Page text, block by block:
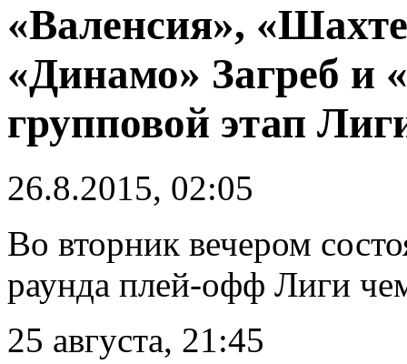
«Валенсия»,
«Динамо» Загреб
групповой этап
26.8.2015, 02:05
Во вторник вечером
раунда плей-офф Лиги
25 августа, 21:45